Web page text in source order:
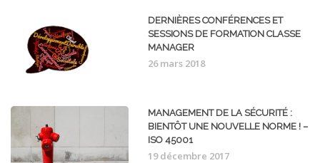
DERNIÈRES CONFÉRENCES ET
SESSIONS DE FORMATION CLASSE
MANAGER
26 mars 2018
MANAGEMENT DE LA SÉCURITÉ :
BIENTÔT UNE NOUVELLE NORME ! –
ISO 45001
19 décembre 2017